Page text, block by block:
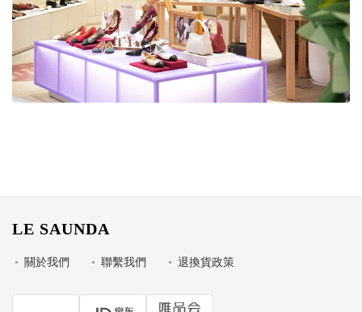
LE SAUNDA
• 關於我們 • 聯繫我們 • 退換貨政策